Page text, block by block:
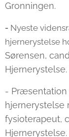
Gronningen.
- Nyeste
hjernerystelse
Sørensen,
Hjernerystelse.
- Præsentation
hjernerystelse
fysioterapeut,
Hjernerystelse.